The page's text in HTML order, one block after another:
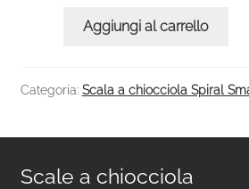
Aggiungi al carrello
Categoria: Scala a chiocciola Spiral
Scale a chiocciola